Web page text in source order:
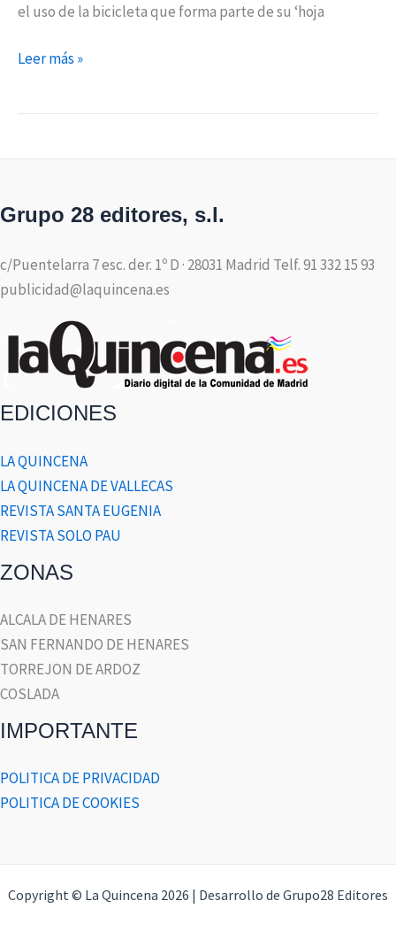
el uso de la bicicleta que forma parte de su ‘hoja
Leer más »
Grupo 28 editores, s.l.
c/Puentelarra 7 esc. der. 1º D · 28031 Madrid Telf. 91 332 15 93
publicidad@laquincena.es
EDICIONES
LA QUINCENA
LA QUINCENA DE VALLECAS
REVISTA SANTA EUGENIA
REVISTA SOLO PAU
ZONAS
ALCALA DE HENARES
SAN FERNANDO DE HENARES
TORREJON DE ARDOZ
COSLADA
IMPORTANTE
POLITICA DE PRIVACIDAD
POLITICA DE COOKIES
Copyright © La Quincena 2026 | Desarrollo de Grupo28 Editores